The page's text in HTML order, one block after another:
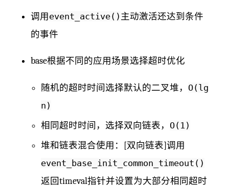
调用event_active() 主动激活还达到条件
的事件
base根据不同的应用场景选择超时优化
随机的超时时间选择默认的二叉堆， O(lg
n)
相同超时时间，选择双向链表， O(1)
堆和链表混合使用：[双向链表]调用
event_base_init_common_timeout()
返回timeval指针并设置为大部分相同超时